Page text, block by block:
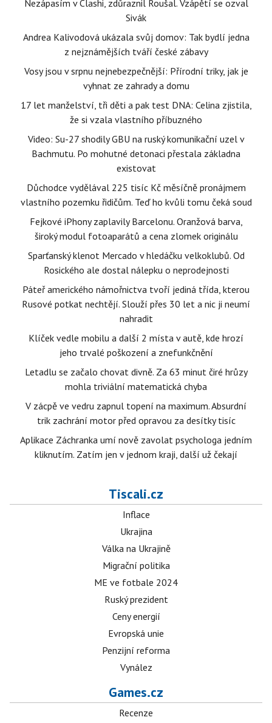
Nezápasím v Clashi, zdůraznil Roušal. Vzápětí se ozval
Sivák
Andrea Kalivodová ukázala svůj domov: Tak bydlí jedna
z nejznámějších tváří české zábavy
Vosy jsou v srpnu nejnebezpečnější: Přírodní triky, jak je
vyhnat ze zahrady a domu
17 let manželství, tři děti a pak test DNA: Celina zjistila,
že si vzala vlastního příbuzného
Video: Su-27 shodily GBU na ruský komunikační uzel v
Bachmutu. Po mohutné detonaci přestala základna
existovat
Důchodce vydělával 225 tisíc Kč měsíčně pronájmem
vlastního pozemku řidičům. Teď ho kvůli tomu čeká soud
Fejkové iPhony zaplavily Barcelonu. Oranžová barva,
široký modul fotoaparátů a cena zlomek originálu
Sparťanský klenot Mercado v hledáčku velkoklubů. Od
Rosického ale dostal nálepku o neprodejnosti
Páteř amerického námořnictva tvoří jediná třída, kterou
Rusové potkat nechtějí. Slouží přes 30 let a nic ji neumí
nahradit
Klíček vedle mobilu a další 2 místa v autě, kde hrozí
jeho trvalé poškození a znefunkčnění
Letadlu se začalo chovat divně. Za 63 minut čiré hrůzy
mohla triviální matematická chyba
V zácpě ve vedru zapnul topení na maximum. Absurdní
trik zachrání motor před opravou za desítky tisíc
Aplikace Záchranka umí nově zavolat psychologa jedním
kliknutím. Zatím jen v jednom kraji, další už čekají
Tiscali.cz
Inflace
Ukrajina
Válka na Ukrajině
Migrační politika
ME ve fotbale 2024
Ruský prezident
Ceny energií
Evropská unie
Penzijní reforma
Vynález
Games.cz
Recenze